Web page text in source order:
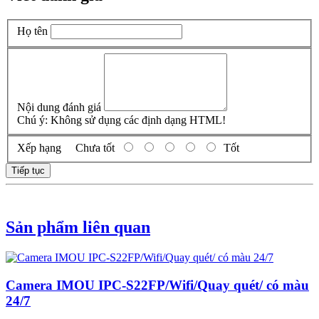
Họ tên
Nội dung đánh giá
Chú ý: Không sử dụng các định dạng HTML!
Xếp hạng Chưa tốt Tốt
Tiếp tục
Sản phẩm liên quan
Camera IMOU IPC-S22FP/Wifi/Quay quét/ có màu
24/7